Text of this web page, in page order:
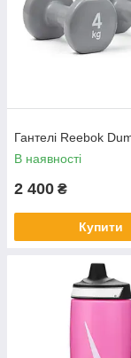
Гантелі Reebok
В наявності
2 400 ₴
Купити